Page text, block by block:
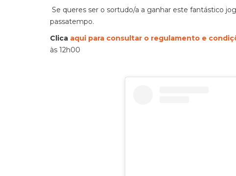
Se queres ser o sortudo/a a ganhar este fantástico
passatempo.
Clica aqui para consultar o regulamento e
às 12h00